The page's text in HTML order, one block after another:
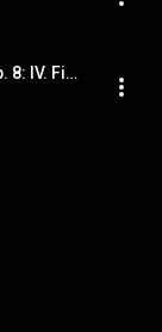
Sinfonia da camera in B-Flat Major, Op. 8: IV. Finale. Adagio - Allegro moderato